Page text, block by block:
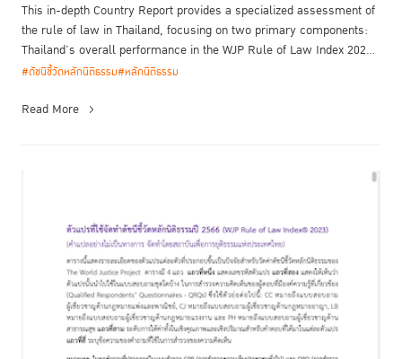
This in-depth Country Report provides a specialized assessment of
the rule of law in Thailand, focusing on two primary components:
Thailand’s overall performance in the WJP Rule of Law Index 2025
and ...
#ดัชนีชี้วัดหลักนิติธรรม#หลักนิติธรรม
Read More